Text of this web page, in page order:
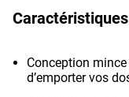
Conception
d’emporter vos